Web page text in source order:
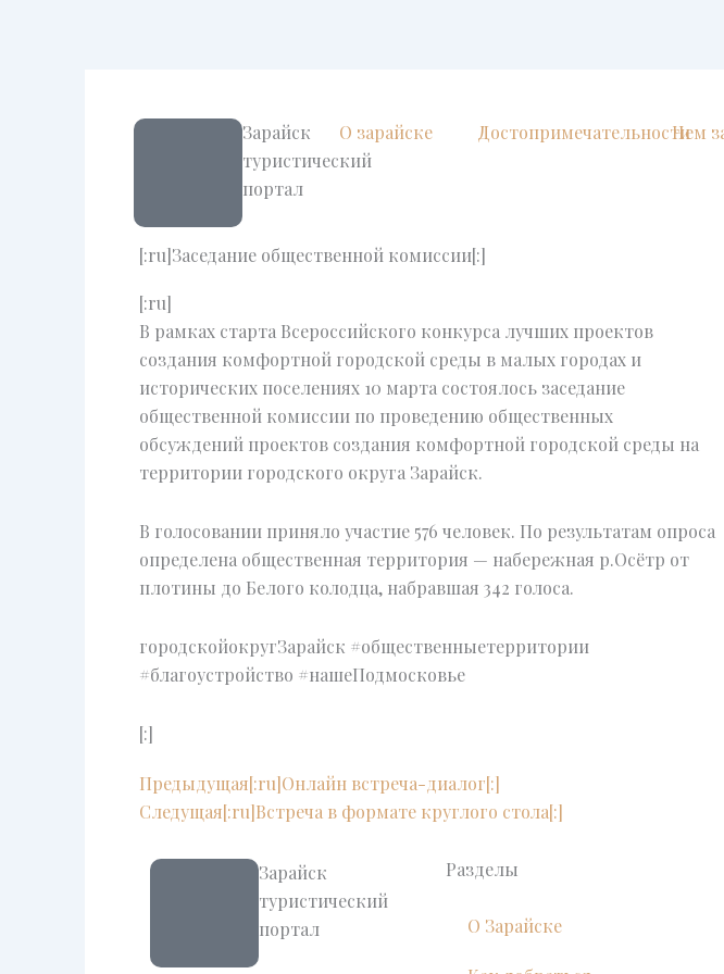
Зарайск
туристический
портал
О зарайске Достопримечательности
Чем
[:ru]Заседание общественной комиссии[:]
[:ru]
В рамках старта Всероссийского конкурса лучших проектов
создания комфортной городской среды в малых городах и
исторических поселениях 10 марта состоялось заседание
общественной комиссии по проведению общественных
обсуждений проектов создания комфортной городской среды на
территории городского округа Зарайск.
В голосовании приняло участие 576 человек. По результатам опроса
определена общественная территория — набережная р.Осётр от
плотины до Белого колодца, набравшая 342 голоса.
городскойокругЗарайск #общественныетерритории
#благоустройство #нашеПодмосковье
[:]
Prev
Предыдущая[:ru]Онлайн встреча-диалог[:]
Следущая[:ru]Встреча в формате круглого стола[:]
Зарайск
туристический
портал
Разделы
О Зарайске